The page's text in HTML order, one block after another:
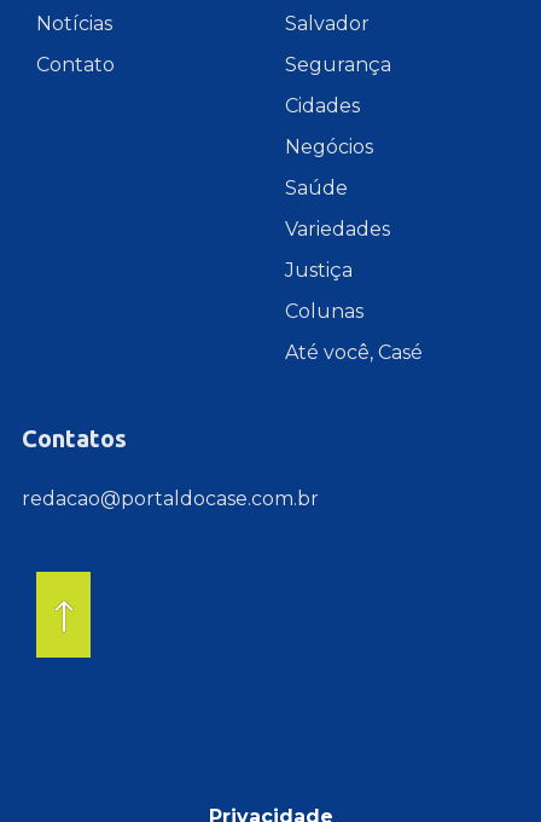
Notícias
Contato
Salvador
Segurança
Cidades
Negócios
Saúde
Variedades
Justiça
Colunas
Até você, Casé
Contatos
redacao@portaldocase.com.br
Privacidade